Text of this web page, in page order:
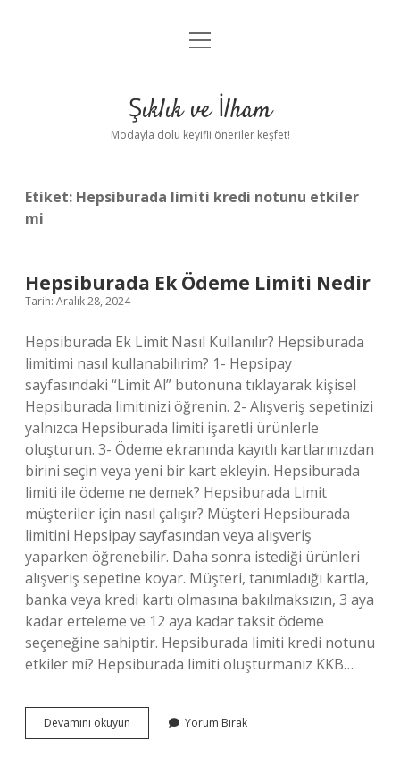
Anasayfa
Yasal Uyarı
menüyü
Şıklık ve İlham
Modayla dolu keyifli öneriler keşfet!
Etiket: Hepsiburada limiti kredi notunu etkiler
mi
Hepsiburada Ek Ödeme Limiti Nedir
Tarih: Aralık 28, 2024
Hepsiburada Ek Limit Nasıl Kullanılır? Hepsiburada
limitimi nasıl kullanabilirim? 1- Hepsipay
sayfasındaki “Limit Al” butonuna tıklayarak kişisel
Hepsiburada limitinizi öğrenin. 2- Alışveriş sepetinizi
yalnızca Hepsiburada limiti işaretli ürünlerle
oluşturun. 3- Ödeme ekranında kayıtlı kartlarınızdan
birini seçin veya yeni bir kart ekleyin. Hepsiburada
limiti ile ödeme ne demek? Hepsiburada Limit
müşteriler için nasıl çalışır? Müşteri Hepsiburada
limitini Hepsipay sayfasından veya alışveriş
yaparken öğrenebilir. Daha sonra istediği ürünleri
alışveriş sepetine koyar. Müşteri, tanımladığı kartla,
banka veya kredi kartı olmasına bakılmaksızın, 3 aya
kadar erteleme ve 12 aya kadar taksit ödeme
seçeneğine sahiptir. Hepsiburada limiti kredi notunu
etkiler mi? Hepsiburada limiti oluşturmanız KKB…
Devamını okuyun Hepsiburada
Ek
Yorum Bırak